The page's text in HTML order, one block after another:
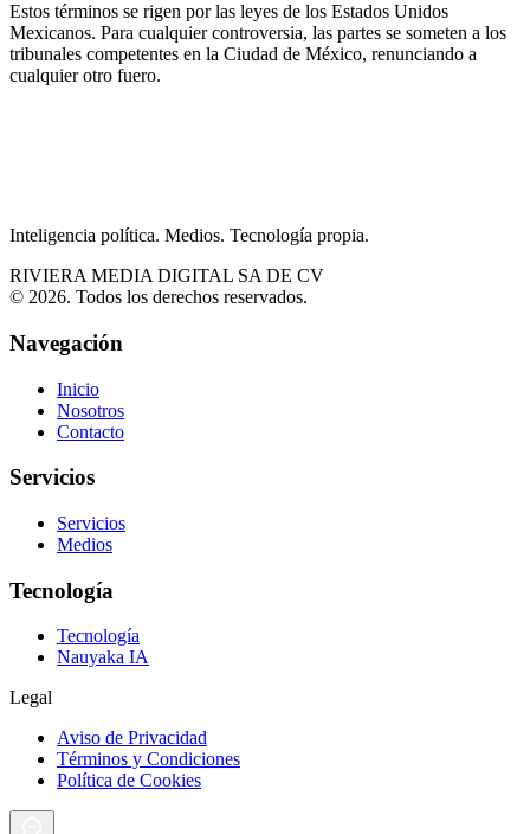
Estos términos se rigen por las leyes de los Estados Unidos
Mexicanos. Para cualquier controversia, las partes se someten a los
tribunales competentes en la Ciudad de México, renunciando a
cualquier otro fuero.
Inteligencia política. Medios. Tecnología propia.
RIVIERA MEDIA DIGITAL SA DE CV
© 2026. Todos los derechos reservados.
Navegación
Inicio
Nosotros
Contacto
Servicios
Servicios
Medios
Tecnología
Tecnología
Nauyaka IA
Legal
Aviso de Privacidad
Términos y Condiciones
Política de Cookies